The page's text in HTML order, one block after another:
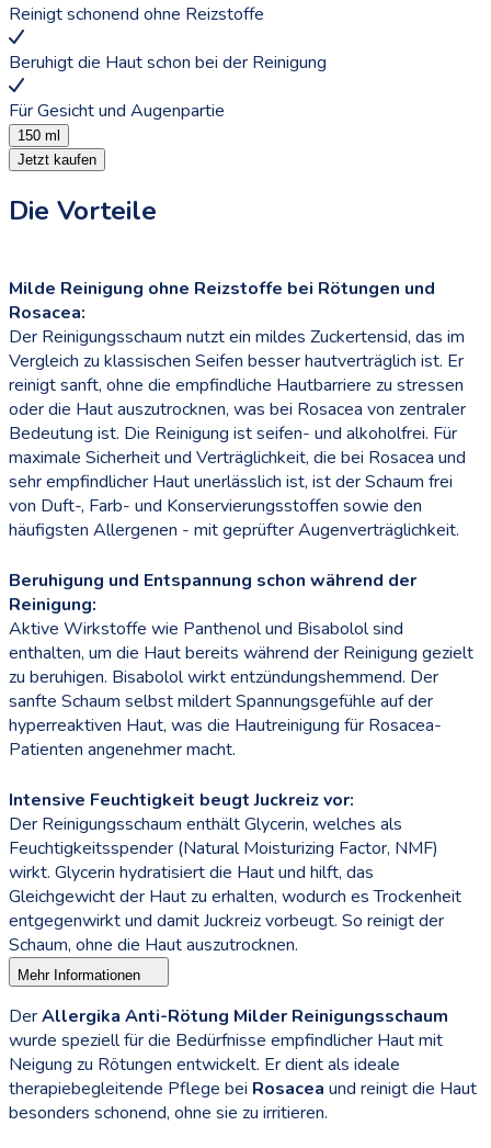
Reinigt schonend ohne Reizstoffe
Beruhigt die Haut schon bei der Reinigung
Für Gesicht und Augenpartie
150 ml
Jetzt kaufen
Die Vorteile
Milde Reinigung ohne Reizstoffe bei Rötungen und
Rosacea:
Der Reinigungsschaum nutzt ein mildes Zuckertensid, das im
Vergleich zu klassischen Seifen besser hautverträglich ist. Er
reinigt sanft, ohne die empfindliche Hautbarriere zu stressen
oder die Haut auszutrocknen, was bei Rosacea von zentraler
Bedeutung ist. Die Reinigung ist seifen- und alkoholfrei. Für
maximale Sicherheit und Verträglichkeit, die bei Rosacea und
sehr empfindlicher Haut unerlässlich ist, ist der Schaum frei
von Duft-, Farb- und Konservierungsstoffen sowie den
häufigsten Allergenen - mit geprüfter Augenverträglichkeit.
Beruhigung und Entspannung schon während der
Reinigung:
Aktive Wirkstoffe wie Panthenol und Bisabolol sind
enthalten, um die Haut bereits während der Reinigung gezielt
zu beruhigen. Bisabolol wirkt entzündungshemmend. Der
sanfte Schaum selbst mildert Spannungsgefühle auf der
hyperreaktiven Haut, was die Hautreinigung für Rosacea-
Patienten angenehmer macht.
Intensive Feuchtigkeit beugt Juckreiz vor:
Der Reinigungsschaum enthält Glycerin, welches als
Feuchtigkeitsspender (Natural Moisturizing Factor, NMF)
wirkt. Glycerin hydratisiert die Haut und hilft, das
Gleichgewicht der Haut zu erhalten, wodurch es Trockenheit
entgegenwirkt und damit Juckreiz vorbeugt. So reinigt der
Schaum, ohne die Haut auszutrocknen.
Mehr Informationen
DerAllergika Anti-Rötung Milder Reinigungsschaum
wurde speziell für die Bedürfnisse empfindlicher Haut mit
Neigung zu Rötungen entwickelt. Er dient als ideale
therapiebegleitende Pflege bei Rosacea und reinigt die Haut
besonders schonend, ohne sie zu irritieren.